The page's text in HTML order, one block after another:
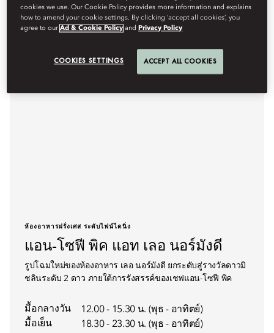
ห้องอาหารฝรั่งเศส ระดับไฟน์ไดนิ่ง
แอน-โซฟี พิค แอท เลอ นอร์มังดี
รูปโฉมใหม่ของห้องอาหาร เลอ นอร์มังดี ยกระดับสู่รางวัลดาวมิ
ชลินระดับ 2 ดาว ภายใต้การรังสรรค์ของเชฟแอน-โซฟี พิค
มื้อกลางวัน 12.00 - 15.30 น. (พุธ - อาทิตย์)
มื้อเย็น 18.30 - 23.30 น. (พุธ - อาทิตย์)
cookies we use. Our Cookie Policy provides more information and explains
how to amend your cookie settings. By clicking ‘accept all cookies’, you
agree to ourAd & Cookie Policy and Privacy Policy
COOKIES SETTINGS ACCEPT ALL COOKIES